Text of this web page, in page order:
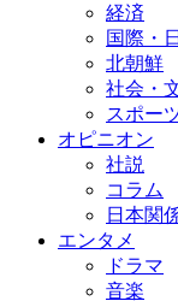
経済
国際・
北朝鮮
社会・
スポー
オピニオン
社説
コラム
日本関
エンタメ
ドラマ
音楽